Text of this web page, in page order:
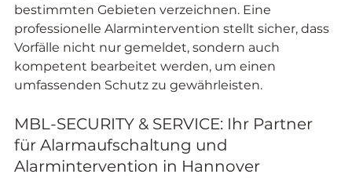
bestimmten Gebieten verzeichnen. Eine
professionelle Alarmintervention stellt sicher, dass
Vorfälle nicht nur gemeldet, sondern auch
kompetent bearbeitet werden, um einen
umfassenden Schutz zu gewährleisten.
MBL-SECURITY & SERVICE: Ihr Partner
für Alarmaufschaltung und
Alarmintervention in Hannover